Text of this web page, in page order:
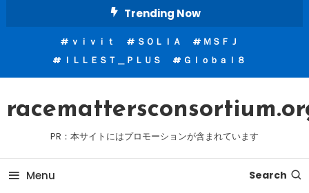
Trending Now
ｖｉｖｉｔ ＳＯＬＩＡ
ＭＳＦＪ
ＩＬＬＥＳＴ＿ＰＬＵＳ
Ｇｌｏｂａｌ８
PR：本サイトにはプロモーションが含まれています
Menu Search